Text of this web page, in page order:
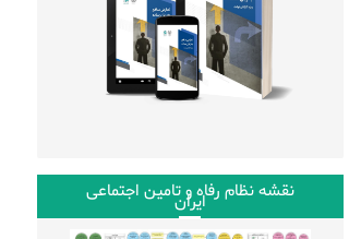
نقشه نظام رفاه و تامین اجتماعی
ایران